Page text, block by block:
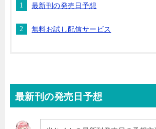
最新刊の発売日予想
無料お試し配信サービス
最新刊の発売日予想